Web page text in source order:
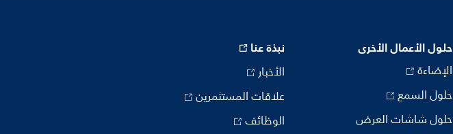
حلول الأعمال الأخرى
الإضاءة
حلول السمع
حلول شاشات العرض
نبذة عنا
الأخبار
علاقات المستثمرين
الوظائف